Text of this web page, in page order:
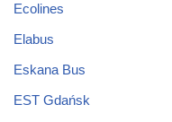
Ecolines
Elabus
Eskana Bus
EST Gdańsk